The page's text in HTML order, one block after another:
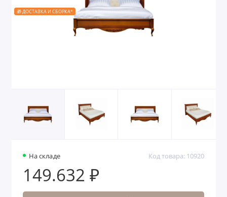
🎁 ДОСТАВКА И СБОРКА*
На складе Код товара: 10920
149.632 ₽